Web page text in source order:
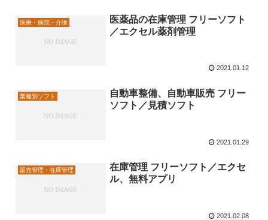
医療・病院・介護
医薬品の在庫管理 フリーソフト
／エクセル薬剤管理
2021.01.12
業種別ソフト
自動車整備、自動車販売 フリー
ソフト／見積ソフト
2021.01.29
販売管理・在庫管理
在庫管理 フリーソフト／エクセ
ル、無料アプリ
2021.02.08